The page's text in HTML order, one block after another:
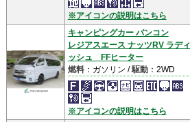
※アイコンの説明はこちら
キャンピングカー バンコン
レジアスエース ナッツRV ラディ
ッシュ FFヒーター
燃料：ガソリン /駆動：2WD
※アイコンの説明はこちら